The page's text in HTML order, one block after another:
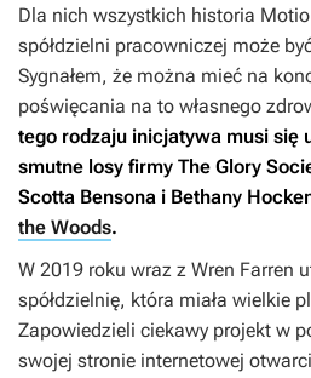
Dla nich wszystkich historia
spółdzielni pracowniczej może
Sygnałem, że można mieć na
poświęcania na to własnego
tego rodzaju inicjatywa musi się
smutne losy firmy The Glory
Scotta Bensona i Bethany
the Woods.
W 2019 roku wraz z Wren Farren
spółdzielnię, która miała wielkie
Zapowiedzieli ciekawy projekt w
swojej stronie internetowej